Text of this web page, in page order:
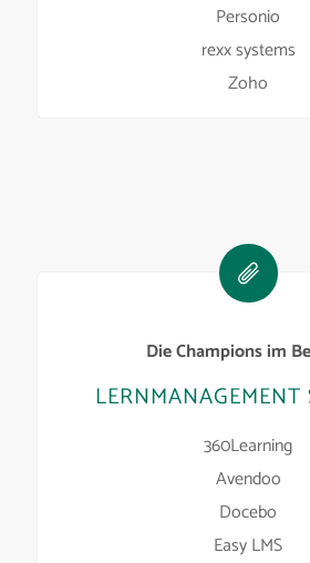
Personio
rexx systems
Zoho
Die Champions im
LERNMANAGEMENT
360Learning
Avendoo
Docebo
Easy LMS